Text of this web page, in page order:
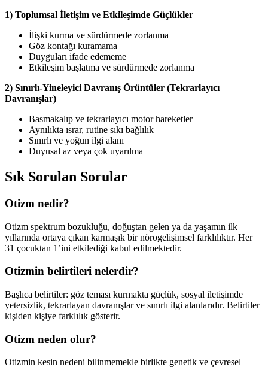
1) Toplumsal İletişim ve Etkileşimde Güçlükler
İlişki kurma ve sürdürmede zorlanma
Göz kontağı kuramama
Duyguları ifade edememe
Etkileşim başlatma ve sürdürmede zorlanma
2) Sınırlı-Yineleyici Davranış Örüntüler (Tekrarlayıcı
Davranışlar)
Basmakalıp ve tekrarlayıcı motor hareketler
Aynılıkta ısrar, rutine sıkı bağlılık
Sınırlı ve yoğun ilgi alanı
Duyusal az veya çok uyarılma
Sık Sorulan Sorular
Otizm nedir?
Otizm spektrum bozukluğu, doğuştan gelen ya da yaşamın ilk
yıllarında ortaya çıkan karmaşık bir nörogelişimsel farklılıktır. Her
31 çocuktan 1’ini etkilediği kabul edilmektedir.
Otizmin belirtileri nelerdir?
Başlıca belirtiler: göz teması kurmakta güçlük, sosyal iletişimde
yetersizlik, tekrarlayan davranışlar ve sınırlı ilgi alanlarıdır. Belirtiler
kişiden kişiye farklılık gösterir.
Otizm neden olur?
Otizmin kesin nedeni bilinmemekle birlikte genetik ve çevresel